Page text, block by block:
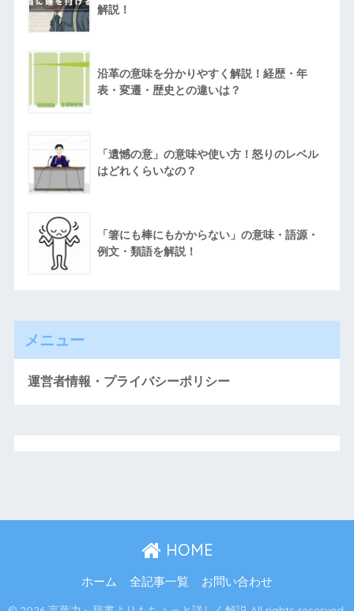
解説！
沿革の意味を分かりやすく解説！経歴・年
表・変遷・歴史との違いは？
「遺憾の意」の意味や使い方！怒りのレベル
はどれくらいなの？
「箸にも棒にもかからない」の意味・語源・
例文・類語を解説！
メニュー
運営者情報・プライバシーポリシー
HOME
ホーム 全記事一覧 お問い合わせ